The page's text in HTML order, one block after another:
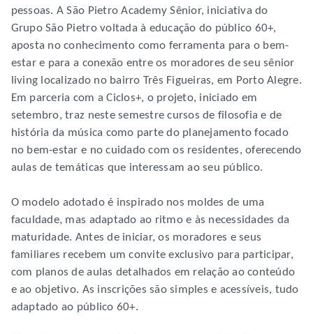
pessoas. A São Pietro Academy Sênior, iniciativa do
Grupo São Pietro voltada à educação do público 60+,
aposta no conhecimento como ferramenta para o bem-
estar e para a conexão entre os moradores de seu sênior
living localizado no bairro Três Figueiras, em Porto Alegre.
Em parceria com a Ciclos+, o projeto, iniciado em
setembro, traz neste semestre cursos de filosofia e de
história da música como parte do planejamento focado
no bem-estar e no cuidado com os residentes, oferecendo
aulas de temáticas que interessam ao seu público.
O modelo adotado é inspirado nos moldes de uma
faculdade, mas adaptado ao ritmo e às necessidades da
maturidade. Antes de iniciar, os moradores e seus
familiares recebem um convite exclusivo para participar,
com planos de aulas detalhados em relação ao conteúdo
e ao objetivo. As inscrições são simples e acessíveis, tudo
adaptado ao público 60+.